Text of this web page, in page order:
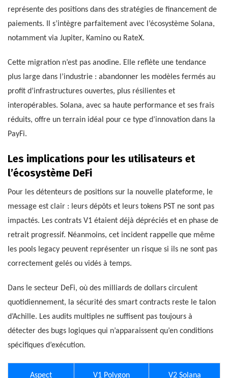
représente des positions dans des stratégies de financement de
paiements. Il s’intègre parfaitement avec l’écosystème Solana,
notamment via Jupiter, Kamino ou RateX.
Cette migration n’est pas anodine. Elle reflète une tendance
plus large dans l’industrie : abandonner les modèles fermés au
profit d’infrastructures ouvertes, plus résilientes et
interopérables. Solana, avec sa haute performance et ses frais
réduits, offre un terrain idéal pour ce type d’innovation dans la
PayFi.
Les implications pour les utilisateurs et
l’écosystème DeFi
Pour les détenteurs de positions sur la nouvelle plateforme, le
message est clair : leurs dépôts et leurs tokens PST ne sont pas
impactés. Les contrats V1 étaient déjà dépréciés et en phase de
retrait progressif. Néanmoins, cet incident rappelle que même
les pools legacy peuvent représenter un risque si ils ne sont pas
correctement gelés ou vidés à temps.
Dans le secteur DeFi, où des milliards de dollars circulent
quotidiennement, la sécurité des smart contracts reste le talon
d’Achille. Les audits multiples ne suffisent pas toujours à
détecter des bugs logiques qui n’apparaissent qu’en conditions
spécifiques d’exécution.
Aspect V1 Polygon V2 Solana